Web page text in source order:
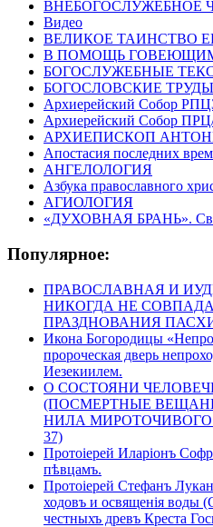
ВНЕБОГОСЛУЖЕБНОЕ
Видео
ВЕЛИКОЕ ТАИНСТВО
В ПОМОЩЬ
БОГОСЛУЖЕБНЫЕ
БОГОСЛОВСКИЕ ТРУДЫ
Архиерейский Собор
Архиерейский Собор
АРХИЕПИСКОП
Апостасия последних
АНГЕЛОЛОГИЯ
Азбука православного
АГИОЛОГИЯ
«ДУХОВНАЯ БРАНЬ».
Популярное:
ПРАВОСЛАВНАЯ И
НИКОГДА НЕ
ПРАЗДНОВАНИЯ
Икона Богородицы
пророческая дверь
Иезекиилем.
О СОСТОЯНИ
(ПОСМЕРТНЫЕ
НИЛА МИРОТОЧИВОГО
37)
Протоіерей Иларіонъ
пѣвцамъ.
Протоіерей Стефанъ
ходовъ и освященія воды
честныхъ древъ Креста